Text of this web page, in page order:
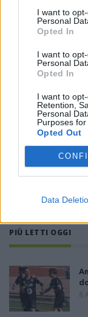
I want to
Personal
Opted In
I want to
Personal
Opted In
I want to
Retention,
Personal
Purposes for
Opted Out
Data
PIÙ LETTI OGGI
8